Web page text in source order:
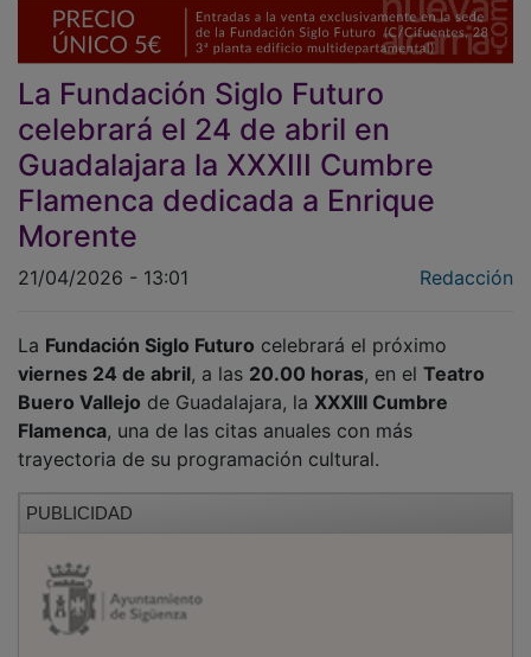
La Fundación Siglo Futuro
celebrará el 24 de abril en
Guadalajara la XXXIII Cumbre
Flamenca dedicada a Enrique
Morente
viernes 24 de abril , a las20.00 horas, en elTeatro
Buero Vallejode Guadalajara, laXXXIII Cumbre
Flamenca, una de las citas anuales con más
trayectoria de su programación cultural.